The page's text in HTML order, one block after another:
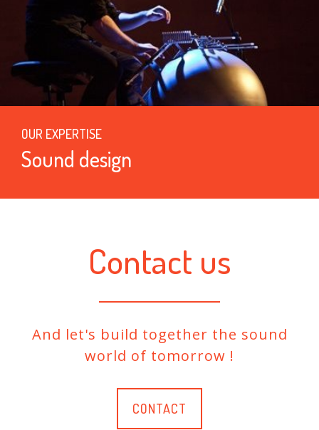
OUR EXPERTISE
Sound design
Contact us
And let's build together the sound
world of tomorrow !
CONTACT